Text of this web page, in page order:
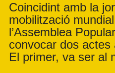
Coincidint amb la
mobilització
l’Assemblea
convocar dos actes
El primer, va ser al